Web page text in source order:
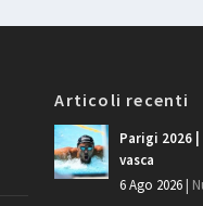
Articoli recenti
Parigi 2026
vasca
6 Ago 2026|